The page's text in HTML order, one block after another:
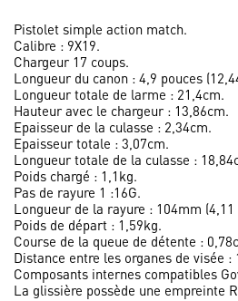
Pistolet simple action match.
Calibre : 9X19.
Chargeur 17 coups.
Longueur du canon : 4,9 pouces
Longueur totale de larme : 21,4cm.
Hauteur avec le chargeur : 13,86cm.
Epaisseur de la culasse : 2,34cm.
Epaisseur totale : 3,07cm.
Longueur totale de la culasse :
Poids chargé : 1,1kg.
Pas de rayure 1 :16G.
Longueur de la rayure : 104mm (4,11
Poids de départ : 1,59kg.
Course de la queue de détente :
Distance entre les organes de visée :
Composants internes compatibles
La glissière possède une empreinte